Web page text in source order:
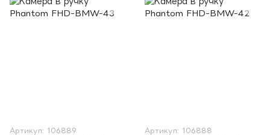
Артикул: 106889 Артикул: 106888